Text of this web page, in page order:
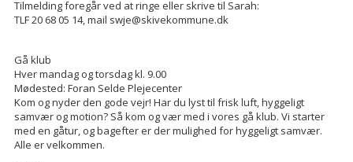
Tilmelding foregår ved at ringe eller skrive til Sarah:
TLF 20 68 05 14, mail swje@skivekommune.dk
Gå klub
Hver mandag og torsdag kl. 9.00
Mødested: Foran Selde Plejecenter
Kom og nyder den gode vejr! Har du lyst til frisk luft, hyggeligt
samvær og motion? Så kom og vær med i vores gå klub. Vi starter
med en gåtur, og bagefter er der mulighed for hyggeligt samvær.
Alle er velkommen.